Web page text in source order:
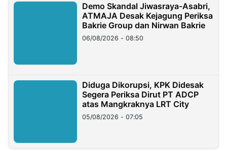
Demo Skandal Jiwasraya-Asabri,
ATMAJA Desak Kejagung Periksa
Bakrie Group dan Nirwan Bakrie
06/08/2026 - 08:50
Diduga Dikorupsi, KPK Didesak
Segera Periksa Dirut PT ADCP
atas Mangkraknya LRT City
05/08/2026 - 07:05